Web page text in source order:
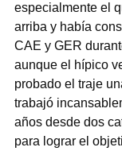
especialmente el
arriba y había
CAE y GER
aunque el hípico
probado el traje
trabajó
años desde dos
para lograr el